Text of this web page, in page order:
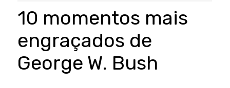
10 momentos mais
engraçados de
George W. Bush